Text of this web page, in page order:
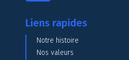
Liens rapides
Notre histoire
Nos valeurs